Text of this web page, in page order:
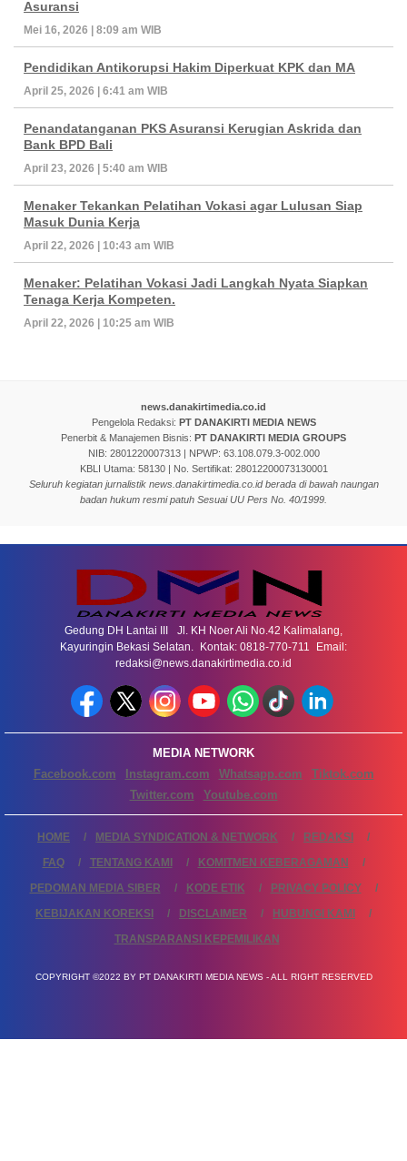
Asuransi
Mei 16, 2026 | 8:09 am WIB
Pendidikan Antikorupsi Hakim Diperkuat KPK dan MA
April 25, 2026 | 6:41 am WIB
Penandatanganan PKS Asuransi Kerugian Askrida dan
Bank BPD Bali
April 23, 2026 | 5:40 am WIB
Menaker Tekankan Pelatihan Vokasi agar Lulusan Siap
Masuk Dunia Kerja
April 22, 2026 | 10:43 am WIB
Menaker: Pelatihan Vokasi Jadi Langkah Nyata Siapkan
Tenaga Kerja Kompeten.
April 22, 2026 | 10:25 am WIB
news.danakirtimedia.co.id
Pengelola Redaksi: PT DANAKIRTI MEDIA NEWS
Penerbit & Manajemen Bisnis: PT DANAKIRTI MEDIA GROUPS
NIB: 2801220007313 | NPWP: 63.108.079.3-002.000
KBLI Utama: 58130 | No. Sertifikat: 28012200073130001
Seluruh kegiatan jurnalistik news.danakirtimedia.co.id berada di bawah naungan
badan hukum resmi patuh Sesuai UU Pers No. 40/1999.
Gedung DH Lantai III Jl. KH Noer Ali No.42 Kalimalang,
Kayuringin Bekasi Selatan. Kontak: 0818-770-711 Email:
redaksi@news.danakirtimedia.co.id
MEDIA NETWORK
Facebook.com
Instagram.com Whatsapp.com
Tiktok.com
Twitter.com
Youtube.com
HOME MEDIA SYNDICATION & NETWORK
REDAKSI
FAQ
TENTANG KAMI
KOMITMEN KEBERAGAMAN
PEDOMAN MEDIA SIBER
KODE ETIK
PRIVACY POLICY
KEBIJAKAN KOREKSI
DISCLAIMER
HUBUNGI KAMI
TRANSPARANSI KEPEMILIKAN
COPYRIGHT ©2022 BY PT DANAKIRTI MEDIA NEWS - ALL RIGHT RESERVED